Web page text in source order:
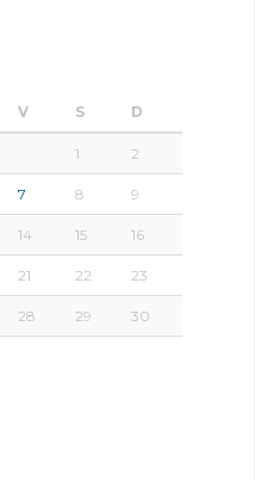
V S D
1 2
7 8 9
14 15 16
21 22 23
28 29 30